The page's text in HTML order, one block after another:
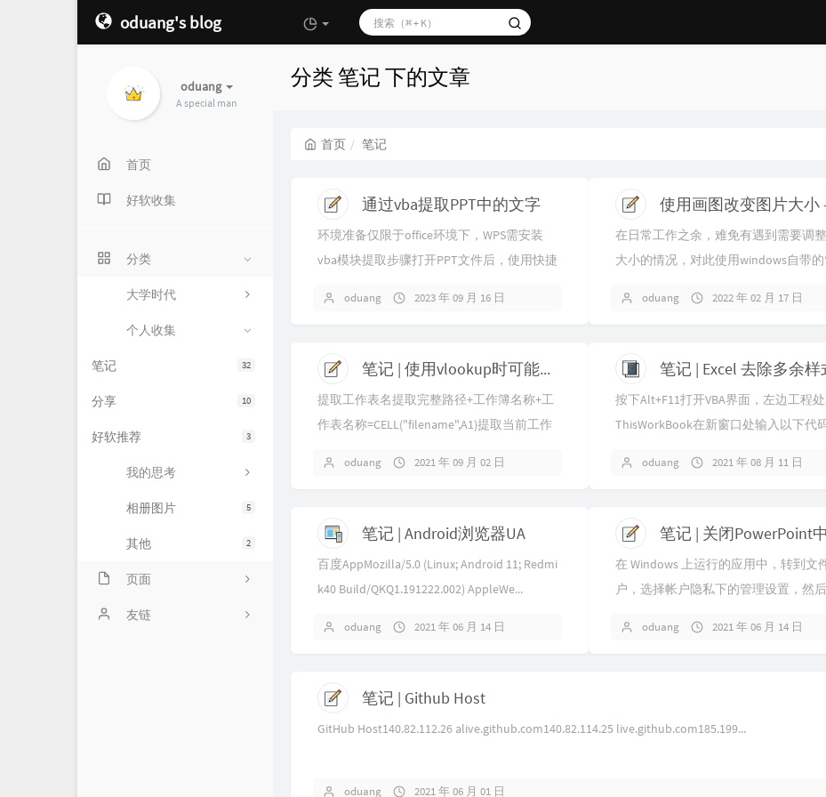
oduang's blog
oduang
A special man
首页
好软收集
分类
大学时代
个人收集
32
笔记
10
分享
3
好软推荐
我的思考
5
相册图片
2
其他
页面
时光机
友链
分类 笔记 下的文章
首页 笔记
通过vba提取PPT中的文字
环境准备仅限于office环境下，WPS需安装
vba模块提取步骤打开PPT文件后，使用快捷
oduang 2023 年 09 月 16 日
在日常工作之余，难免有遇到需要调
大小的情况，对此使用windows自带的
整的图片，我们可以“右键—打开...
oduang 2022 年 02 月 17 日
笔记 | 使用vlookup时可能会用到的相关公式
提取工作表名提取完整路径+工作簿名称+工
作表名称=CELL("filename",A1)提取当前工作
oduang 2021 年 09 月 02 日
笔记 | Excel 去除多余样
按下Alt+F11打开VBA界面，左边工程
ThisWorkBook在新窗口处输入以下代
oduang 2021 年 08 月 11 日
笔记 | Android浏览器UA
百度AppMozilla/5.0 (Linux; Android 11; Redmi
k40 Build/QKQ1.191222.002) AppleWe...
oduang 2021 年 06 月 14 日
在 Windows 上运行的应用中，转到文
户，选择帐户隐私下的管理设置，然
云字体以及 Mi...
oduang 2021 年 06 月 14 日
笔记 | Github Host
GitHub Host140.82.112.26 alive.github.com140.82.114.25 live.github.com185.199...
oduang 2021 年 06 月 01 日